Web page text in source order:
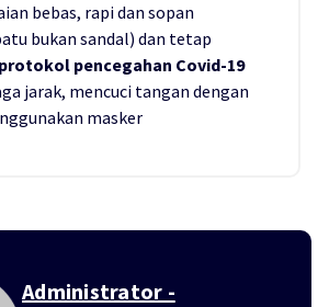
bebas, rapi dan sopan
bukan sandal) dan tetap
protokol pencegahan Covid-19
jarak, mencuci tangan dengan
masker
Administrator -